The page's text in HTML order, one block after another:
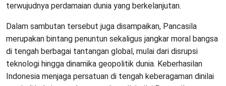
terwujudnya perdamaian dunia yang berkelanjutan.
Dalam sambutan tersebut juga disampaikan, Pancasila
merupakan bintang penuntun sekaligus jangkar moral bangsa
di tengah berbagai tantangan global, mulai dari disrupsi
teknologi hingga dinamika geopolitik dunia. Keberhasilan
Indonesia menjaga persatuan di tengah keberagaman dinilai